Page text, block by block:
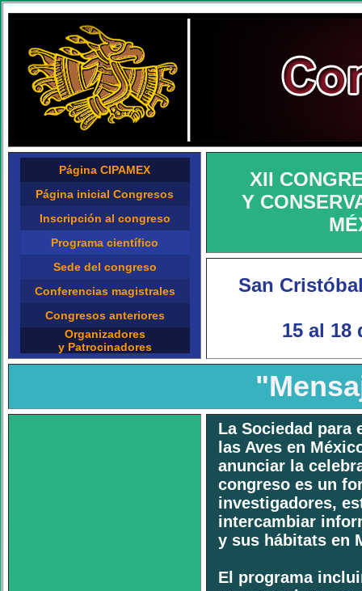
Página CIPAMEX
Página inicial Congresos
Inscripción al congreso
Programa científico
Sede del congreso
Conferencias magistrales
Congresos anteriores
Organizadores
y Patrocinadores
XII
Y
San
15 al 18
La Sociedad para
las Aves en
anunciar la
congreso es un
investigadores,
intercambiar
y sus hábitats en
El programa